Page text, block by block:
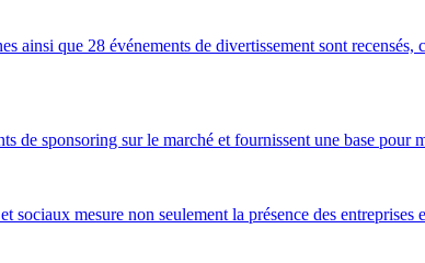
ainsi que 28 événements de divertissement sont
de sponsoring sur le marché et fournissent une base
sociaux mesure non seulement la présence des